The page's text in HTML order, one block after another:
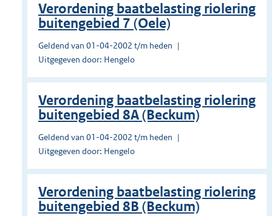
Verordening baatbelasting riolering
buitengebied 7 (Oele)
Geldend van 01-04-2002 t/m heden
Uitgegeven door: Hengelo
Verordening baatbelasting riolering
buitengebied 8A (Beckum)
Geldend van 01-04-2002 t/m heden
Uitgegeven door: Hengelo
Verordening baatbelasting riolering
buitengebied 8B (Beckum)